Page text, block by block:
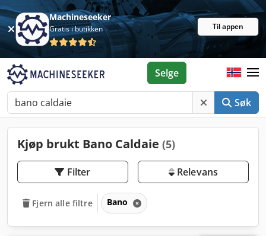
Machineseeker
Gratis i butikken Til appen
Søk
Selge
Kjøp brukt Bano Caldaie (5)
Filter Relevans
Fjern alle filtre Bano